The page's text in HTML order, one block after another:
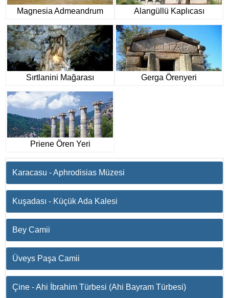
Magnesia Admeandrum
(Menderes Magnesia’sı)
Alangüllü Kaplıcası
Sırtlanini Mağarası Gerga Örenyeri
Priene Ören Yeri
Karacasu - Aphrodisias Müzesi
Kuşadası - Küçük Ada Kalesi
Bey Camii
Üveys Paşa Camii
Çine - Ahi İbrahim Türbesi (Ahi Bayram Türbesi)